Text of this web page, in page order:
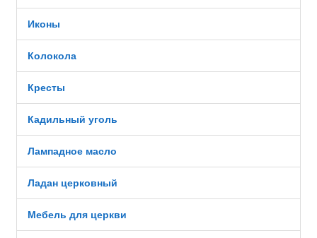
Иконы
Колокола
Кресты
Кадильный уголь
Лампадное масло
Ладан церковный
Мебель для церкви